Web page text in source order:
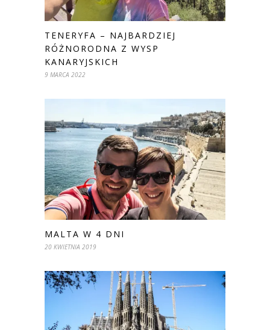
TENERYFA – NAJBARDZIEJ
RÓŻNORODNA Z WYSP
KANARYJSKICH
9 MARCA 2022
MALTA W 4 DNI
20 KWIETNIA 2019